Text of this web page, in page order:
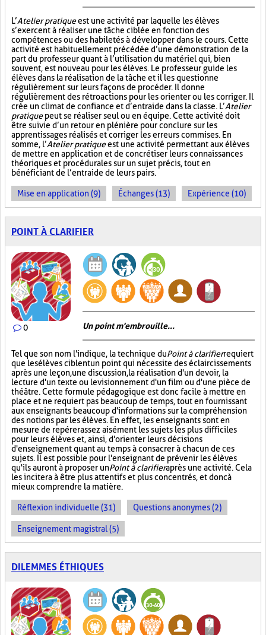
L’Atelier pratiqueest une activité par laquelle les élèves
s’exercent à réaliser une tâche ciblée en fonction des
compétences ou des habiletés à développer dans le cours. Cette
activité est habituellement précédée d’une démonstration de la
part du professeur quant à l’utilisation du matériel qui, bien
souvent, est nouveau pour les élèves. Le professeur guide les
élèves dans la réalisation de la tâche et il les questionne
régulièrement sur leurs façons de procéder. Il donne
régulièrement des rétroactions pour les orienter ou les corriger. Il
crée un climat de confiance et d’entraide dans la classe. L’Atelier
pratiquepeut se réaliser seul ou en équipe. Cette activité doit
être suivie d’un retour en plénière pour conclure sur les
apprentissages réalisés et corriger les erreurs commises. En
somme, l’Atelier pratiqueest une activité permettant aux élèves
de mettre en application et de concrétiser leurs connaissances
théoriques et procédurales sur un sujet précis, tout en
bénéficiant de l’entraide de leurs pairs.
Mise en application (9) Échanges (13) Expérience (10)
POINT À CLARIFIER
0 Un point m'embrouille...
Tel que son nom l'indique, la technique duPoint à clarifierrequiert
que les élèves ciblent un point qui nécessite des éclaircissements
après une leçon, une discussion, la réalisation d'un devoir, la
lecture d'un texte ou le visionnement d'un film ou d'une pièce de
théâtre. Cette formule pédagogique est donc facile à mettre en
place et ne requiert pas beaucoup de temps, tout en fournissant
aux enseignants beaucoup d'informations sur la compréhension
des notions par les élèves. En effet, les enseignants sont en
mesure de repérer assez aisément les sujets les plus difficiles
pour leurs élèves et, ainsi, d'orienter leurs décisions
d'enseignement quant au temps à consacrer à chacun de ces
sujets. Il est possible pour l'enseignant de prévenir les élèves
qu'ils auront à proposer unPoint à clarifieraprès une activité. Cela
les incitera à être plus attentifs et plus concentrés, et donc à
mieux comprendre la matière.
Réflexion individuelle (31) Questions anonymes (2)
Enseignement magistral (5)
DILEMMES ÉTHIQUES